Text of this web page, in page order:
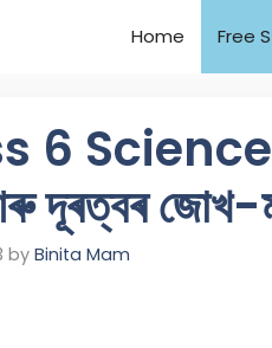
Home Free
6
দূৰত্বৰ জোখ-
by Binita Mam